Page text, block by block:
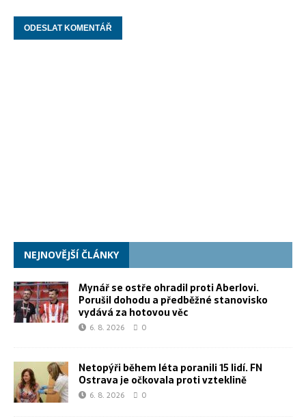
NEJNOVĚJŠÍ ČLÁNKY
Mynář se ostře ohradil proti Aberlovi.
Porušil dohodu a předběžné stanovisko
vydává za hotovou věc
6. 8. 2026 0
Netopýři během léta poranili 15 lidí. FN
Ostrava je očkovala proti vzteklině
6. 8. 2026 0